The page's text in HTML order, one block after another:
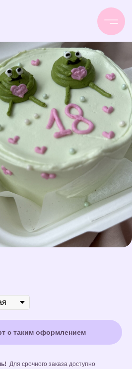
с таким оформлением
Для срочного заказа доступно